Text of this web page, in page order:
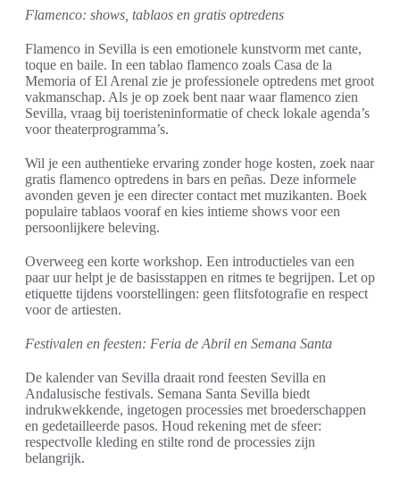
Flamenco: shows, tablaos en gratis optredens
Flamenco in Sevilla is een emotionele kunstvorm met cante,
toque en baile. In een tablao flamenco zoals Casa de la
Memoria of El Arenal zie je professionele optredens met groot
vakmanschap. Als je op zoek bent naar waar flamenco zien
Sevilla, vraag bij toeristeninformatie of check lokale agenda’s
voor theaterprogramma’s.
Wil je een authentieke ervaring zonder hoge kosten, zoek naar
gratis flamenco optredens in bars en peñas. Deze informele
avonden geven je een directer contact met muzikanten. Boek
populaire tablaos vooraf en kies intieme shows voor een
persoonlijkere beleving.
Overweeg een korte workshop. Een introductieles van een
paar uur helpt je de basisstappen en ritmes te begrijpen. Let op
etiquette tijdens voorstellingen: geen flitsfotografie en respect
voor de artiesten.
Festivalen en feesten: Feria de Abril en Semana Santa
De kalender van Sevilla draait rond feesten Sevilla en
Andalusische festivals. Semana Santa Sevilla biedt
indrukwekkende, ingetogen processies met broederschappen
en gedetailleerde pasos. Houd rekening met de sfeer:
respectvolle kleding en stilte rond de processies zijn
belangrijk.